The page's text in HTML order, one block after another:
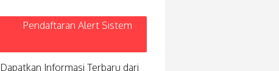
Pendaftaran Alert Sistem
Dapatkan Informasi Terbaru dari